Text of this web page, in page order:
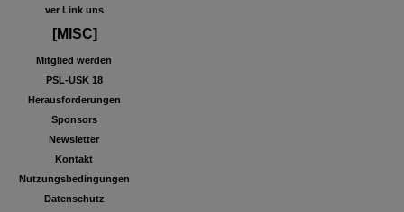
ver Link uns
[MISC]
Mitglied werden
PSL-USK 18
Herausforderungen
Sponsors
Newsletter
Kontakt
Nutzungsbedingungen
Datenschutz